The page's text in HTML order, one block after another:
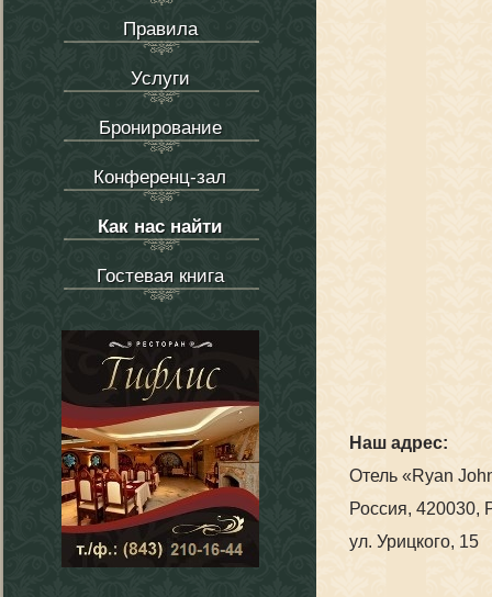
Правила
Услуги
Бронирование
Конференц-зал
Как нас найти
Гостевая книга
Наш адрес:
Отель «Ryan
Россия, 420030,
ул. Урицкого, 15